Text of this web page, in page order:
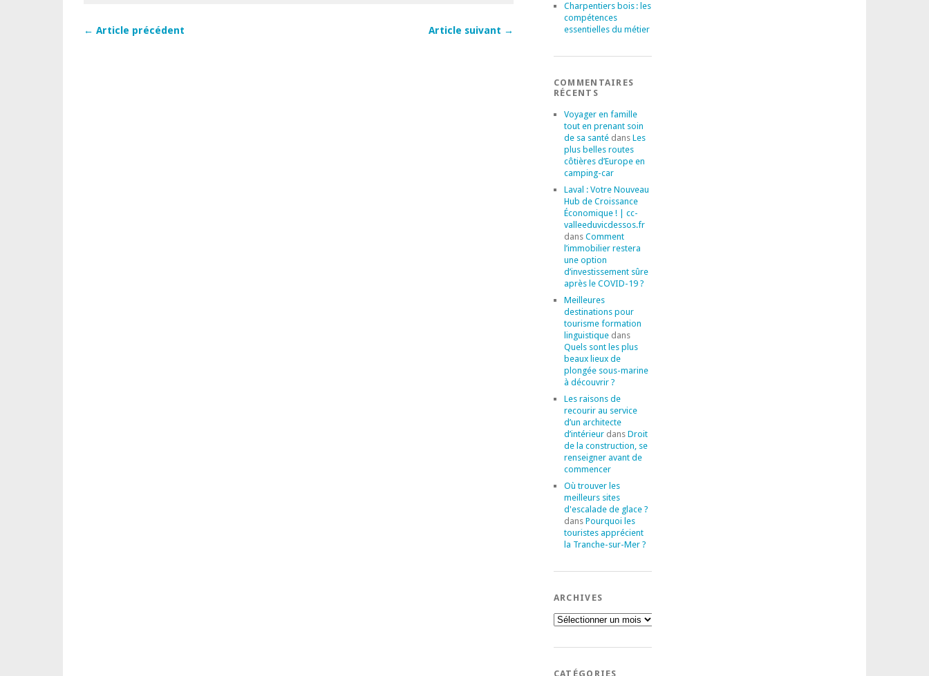
← Article précédent Article suivant →
Charpentiers bois : les
compétences
essentielles du métier
COMMENTAIRES
RÉCENTS
Voyager en famille
tout en prenant soin
de sa santédans Les
plus belles routes
côtières d’Europe en
camping-car
Laval : Votre Nouveau
Hub de Croissance
Économique ! | cc-
valleeduvicdessos.fr
dans Comment
l’immobilier restera
une option
d’investissement sûre
après le COVID-19 ?
Meilleures
destinations pour
tourisme formation
linguistiquedans
Quels sont les plus
beaux lieux de
plongée sous-marine
à découvrir ?
Les raisons de
recourir au service
d’un architecte
d’intérieurdans Droit
de la construction, se
renseigner avant de
commencer
Où trouver les
meilleurs sites
d'escalade de glace ?
dans Pourquoi les
touristes apprécient
la Tranche-sur-Mer ?
ARCHIVES
Archives
CATÉGORIES